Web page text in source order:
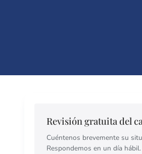
Revisión gratuita del
Cuéntenos brevemente su
Respondemos en un día hábil.